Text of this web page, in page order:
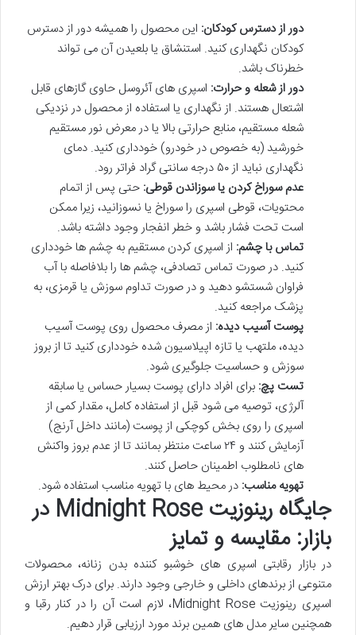
دور از دسترس کودکان: این محصول را همیشه دور از دسترس
کودکان نگهداری کنید. استنشاق یا بلعیدن آن می تواند
خطرناک باشد.
دور از شعله و حرارت: اسپری های آئروسل حاوی گازهای قابل
اشتعال هستند. از نگهداری یا استفاده از محصول در نزدیکی
شعله مستقیم، منابع حرارتی بالا یا در معرض نور مستقیم
خورشید (به خصوص در خودرو) خودداری کنید. دمای
نگهداری نباید از ۵۰ درجه سانتی گراد فراتر رود.
عدم سوراخ کردن یا سوزاندن قوطی: حتی پس از اتمام
محتویات، قوطی اسپری را سوراخ یا نسوزانید، زیرا ممکن
است تحت فشار باشد و خطر انفجار وجود داشته باشد.
تماس با چشم: از اسپری کردن مستقیم به چشم ها خودداری
کنید. در صورت تماس تصادفی، چشم ها را بلافاصله با آب
فراوان شستشو دهید و در صورت تداوم سوزش یا قرمزی، به
پزشک مراجعه کنید.
پوست آسیب دیده: از مصرف محصول روی پوست آسیب
دیده، ملتهب یا تازه اپیلاسیون شده خودداری کنید تا از بروز
سوزش و حساسیت جلوگیری شود.
تست پچ: برای افراد دارای پوست بسیار حساس یا سابقه
آلرژی، توصیه می شود قبل از استفاده کامل، مقدار کمی از
اسپری را روی بخش کوچکی از پوست (مانند داخل آرنج)
آزمایش کنند و ۲۴ ساعت منتظر بمانند تا از عدم بروز واکنش
های نامطلوب اطمینان حاصل کنند.
تهویه مناسب: در محیط های با تهویه مناسب استفاده شود.
جایگاه رینوزیت Midnight Rose در
بازار: مقایسه و تمایز
در بازار رقابتی اسپری های خوشبو کننده بدن زنانه، محصولات
متنوعی از برندهای داخلی و خارجی وجود دارند. برای درک بهتر ارزش
اسپری رینوزیت Midnight Rose، لازم است آن را در کنار رقبا و
همچنین سایر مدل های همین برند مورد ارزیابی قرار دهیم.